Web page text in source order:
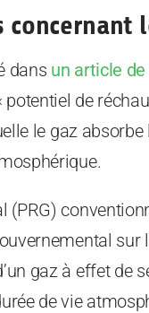
dans un article
potentiel de
le gaz
gaz à effet de
de vie